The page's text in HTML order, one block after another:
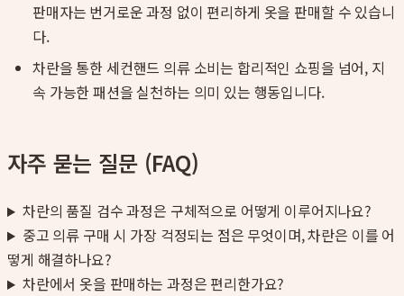
판매자는 번거로운 과정 없이 편리하게 옷을 판매할 수 있습니
다.
차란을 통한 세컨핸드 의류 소비는 합리적인 쇼핑을 넘어, 지
속 가능한 패션을 실천하는 의미 있는 행동입니다.
자주 묻는 질문 (FAQ)
차란의 품질 검수 과정은 구체적으로 어떻게 이루어지나요?
중고 의류 구매 시 가장 걱정되는 점은 무엇이며, 차란은 이를 어
떻게 해결하나요?
차란에서 옷을 판매하는 과정은 편리한가요?